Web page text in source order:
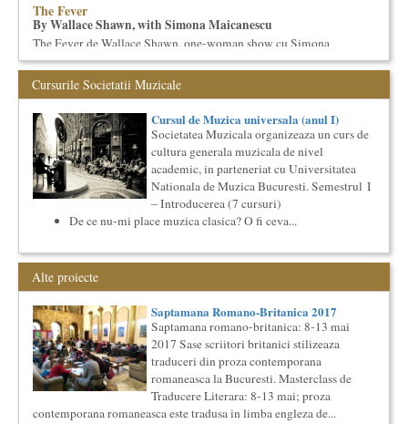
The Fever
By Wallace Shawn, with Simona Maicanescu
The Fever de Wallace Shawn, one-woman show cu Simona
Maicanescu, in engleza, supratitrat in romana; Spectacolul de
inchidere ...
Masterclass vocal cu Lucas Meachem, editia a II-a (2018)
Lucas Meachem, marele bariton american, revenit in Romania
pentru a lua parte la editia a III-a a concertului The
Metropolita...
Precizari legate de formatul de predare a cursurilor de
Cultura universala
Am primit multe intrebari legate de felul in care se desfasoara
aceste cursuri de Cultura Universala - multi si le imagineaza...
Societatea Muzicala organizeaza un curs de cultura generala
lingvistica. Este un curs intensiv si concentrat, de nivel
academ...
Cursul de Lingvistica (anul II)
Societatea Muzicala organizeaza un curs de cultura generala
lingvistica. Este un curs intensiv si concentrat, de nivel
academ...
Ziua Internationala a Subtitrarii
Editia I
Ziua Internationala a Subtitrarii - Editia I Universitatea din
Cursurile Societatii Muzicale
Cursul de Muzica universala (anul I)
Societatea Muzicala organizeaza un curs de
cultura generala muzicala de nivel
academic, in parteneriat cu Universitatea
Nationala de Muzica Bucuresti. Semestrul I
– Introducerea (7 cursuri)
De ce nu-mi place muzica clasica? O fi ceva...
Alte proiecte
Saptamana Romano-Britanica 2017
Saptamana romano-britanica: 8-13 mai
2017 Sase scriitori britanici stilizeaza
traduceri din proza contemporana
romaneasca la Bucuresti. Masterclass de
Traducere Literara: 8-13 mai; proza
contemporana romaneasca este tradusa in limba engleza de...